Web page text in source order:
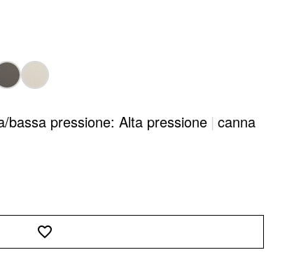
bassa pressione: Alta pressione | canna